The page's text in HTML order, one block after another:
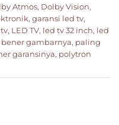
Atmos, Dolby Vision,
, garansi led tv,
, LED TV, led tv 32 inch, led
gambarnya, paling
garansinya, polytron